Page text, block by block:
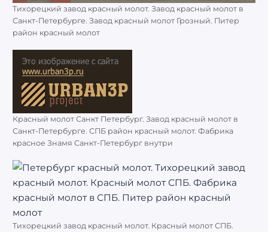
Тихорецкий завод красный молот. Завод красный молот в
Санкт-Петербурге. Завод красный молот Грозный. Питер
район красный молот
Красный молот Санкт Петербург. Завод красный молот в
Санкт-Петербурге. СПБ район красный молот. Фабрика
красное Знамя Санкт-Петербург внутри
Тихорецкий завод красный молот. Красный молот СПБ.